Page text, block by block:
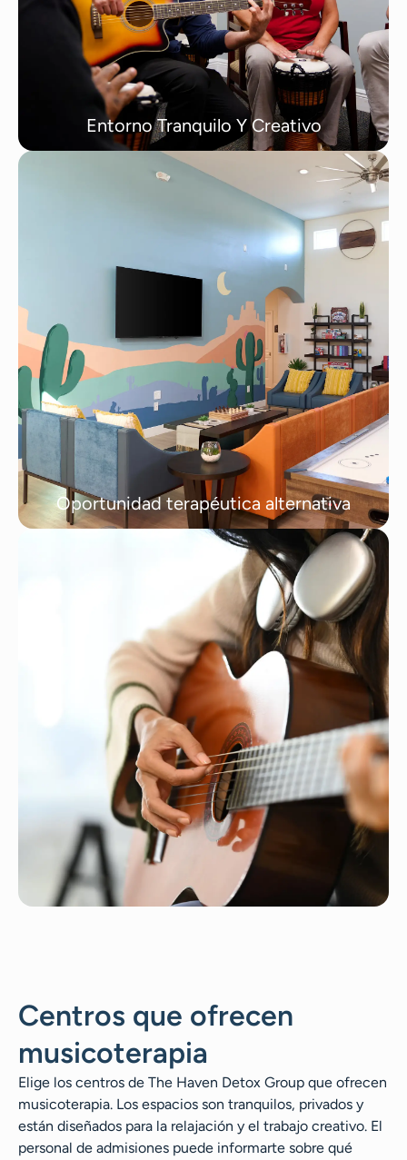
Entorno Tranquilo Y Creativo
Oportunidad terapéutica alternativa
Centros que ofrecen
musicoterapia
Elige los centros de The Haven Detox Group que ofrecen
musicoterapia. Los espacios son tranquilos, privados y
están diseñados para la relajación y el trabajo creativo. El
personal de admisiones puede informarte sobre qué